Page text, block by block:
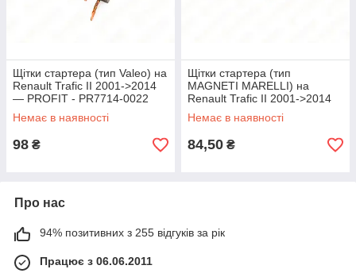
Щітки стартера (тип Valeo) на
Renault Trafic II 2001->2014
— PROFIT - PR7714-0022
Немає в наявності
98 ₴
Щітки стартера (тип
MAGNETI MARELLI) на
Renault Trafic II 2001->2014
— PROFIT - PR7714-0017
Немає в наявності
84,50 ₴
Про нас
94% позитивних з 255 відгуків за рік
Працює з 06.06.2011